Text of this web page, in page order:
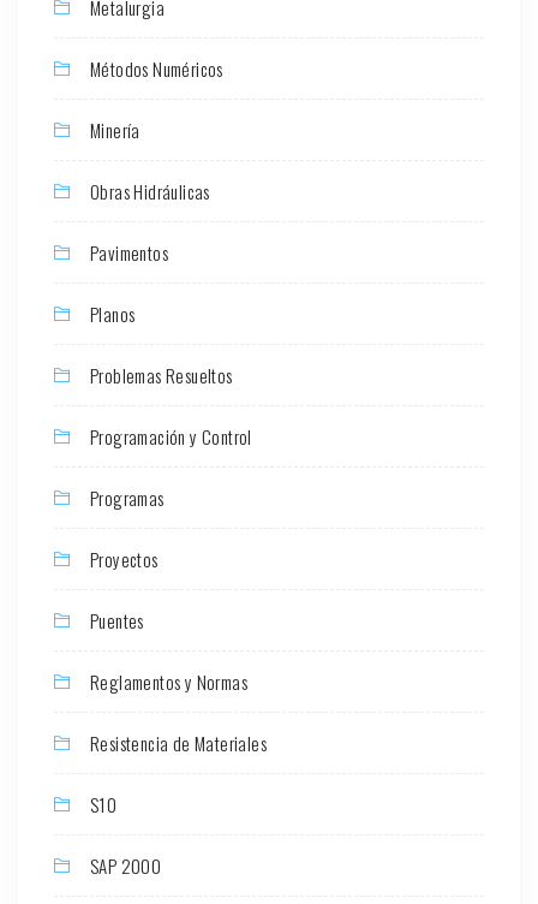
Metalurgia
Métodos Numéricos
Minería
Obras Hidráulicas
Pavimentos
Planos
Problemas Resueltos
Programación y Control
Programas
Proyectos
Puentes
Reglamentos y Normas
Resistencia de Materiales
S10
SAP 2000